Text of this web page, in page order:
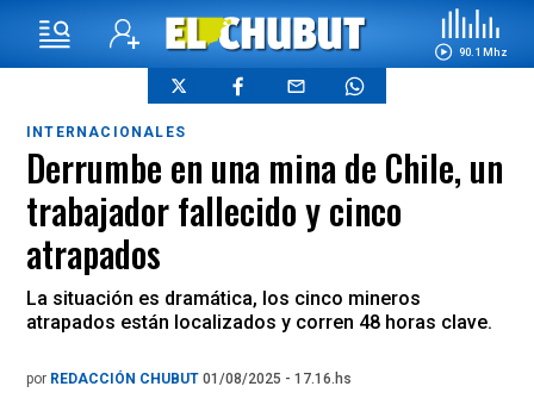
90.1 Mhz
INTERNACIONALES
Derrumbe en una mina de Chile, un
trabajador fallecido y cinco
atrapados
La situación es dramática, los cinco mineros
atrapados están localizados y corren 48 horas clave.
por REDACCIÓN CHUBUT 01/08/2025 - 17.16.hs